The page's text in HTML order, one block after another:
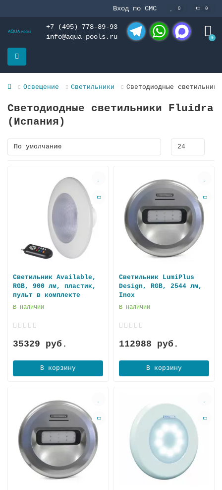
Вход по СМС 0 0
+7 (495) 778-89-93
info@aqua-pools.ru
0
Освещение Светильники Светодиодные светильники
Светодиодные светильники Fluidra
(Испания)
Светильник Available,
RGB, 900 лм, пластик,
пульт в комплекте
В наличии
35329 руб.
В корзину
Светильник LumiPlus
Design, RGB, 2544 лм,
Inox
В наличии
112988 руб.
В корзину